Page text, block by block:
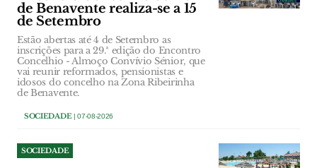
de Benavente realiza-se a 15
de Setembro
Estão abertas até 4 de Setembro as
inscrições para a 29.ª edição do Encontro
Concelhio - Almoço Convívio Sénior, que
vai reunir reformados, pensionistas e
idosos do concelho na Zona Ribeirinha
de Benavente.
SOCIEDADE| 07-08-2026
SOCIEDADE